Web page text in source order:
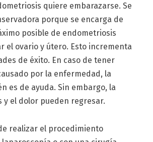
quiere embarazarse. Se
porque se encarga de
posible de endometriosis
el ovario y útero. Esto incrementa
de éxito. En caso de tener
por la enfermedad, la
es de ayuda. Sin embargo, la
y el dolor pueden regresar.
realizar el procedimiento